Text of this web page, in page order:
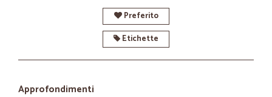
Preferito
Etichette
Approfondimenti